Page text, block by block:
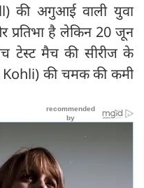
की अगुआई वाली युवा
प्रतिभा है लेकिन 20 जून
टेस्ट मैच की सीरीज के
Kohli) की चमक की कमी